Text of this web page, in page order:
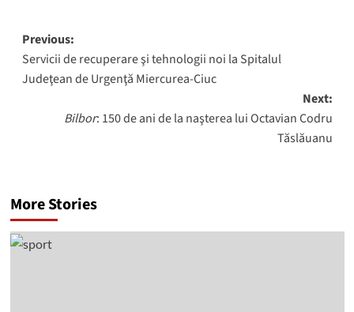
Post
navigation
Previous:
Servicii de recuperare şi tehnologii noi la Spitalul
Judeţean de Urgenţă Miercurea-Ciuc
Next:
Bilbor: 150 de ani de la naşterea lui Octavian Codru
Tăslăuanu
More Stories